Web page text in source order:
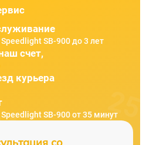
SB-900 до 3 лет
счет,
курьера
SB-900 от 35 минут